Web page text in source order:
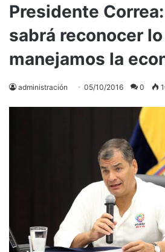
Presidente
sabrá reconocer
manejamos la
administración 05/10/2016 0